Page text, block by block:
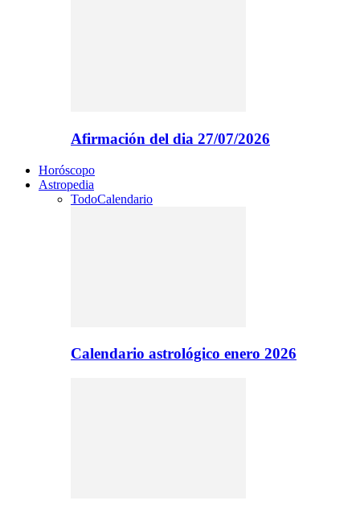
Afirmación del dia 27/07/2026
Horóscopo
Astropedia
TodoCalendario
Calendario astrológico enero 2026